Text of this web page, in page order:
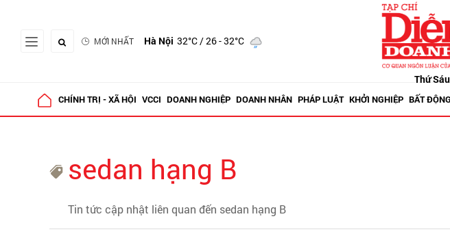
MỚI NHẤT Hà Nội 32°C/ 26 - 32°C
Thứ
CHÍNH TRỊ - XÃ HỘI VCCI DOANH NGHIỆP DOANH NHÂN PHÁP LUẬT KHỞI NGHIỆP BẤT
sedan hạng B
Tin tức cập nhật liên quan đến sedan hạng B